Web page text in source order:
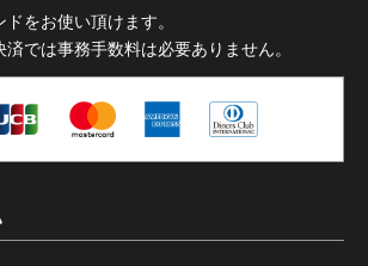
をお使い頂けます。
では事務手数料は必要ありません。